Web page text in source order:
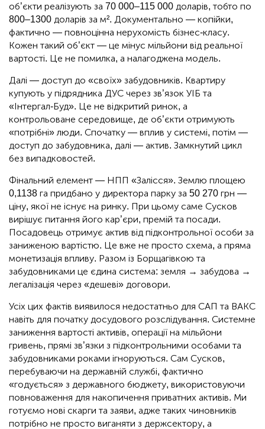
об’єкти реалізують за 70 000–115 000 доларів, тобто по
800–1300 доларів за м². Документально — копійки,
фактично — повноцінна нерухомість бізнес-класу.
Кожен такий об’єкт — це мінус мільйони від реальної
вартості. Це не помилка, а налагоджена модель.
Далі — доступ до «своїх» забудовників. Квартиру
купують у підрядника ДУС через зв’язок УІБ та
«Інтергал-Буд». Це не відкритий ринок, а
контрольоване середовище, де об’єкти отримують
«потрібні» люди. Спочатку — вплив у системі, потім —
доступ до забудовника, далі — актив. Замкнутий цикл
без випадковостей.
Фінальний елемент — НПП «Залісся». Землю площею
0,1138 га придбано у директора парку за 50 270 грн —
ціну, якої не існує на ринку. При цьому саме Сусков
вирішує питання його кар’єри, премій та посади.
Посадовець отримує актив від підконтрольної особи за
заниженою вартістю. Це вже не просто схема, а пряма
монетизація впливу. Разом із Борщагівкою та
забудовниками це єдина система: земля → забудова →
легалізація через «дешеві» договори.
Усіх цих фактів виявилося недостатньо для САП та ВАКС
навіть для початку досудового розслідування. Системне
заниження вартості активів, операції на мільйони
гривень, прямі зв’язки з підконтрольними особами та
забудовниками роками ігноруються. Сам Сусков,
перебуваючи на державній службі, фактично
«годується» з державного бюджету, використовуючи
повноваження для накопичення приватних активів. Ми
готуємо нові скарги та заяви, адже таких чиновників
потрібно не просто виганяти з держсектору, а